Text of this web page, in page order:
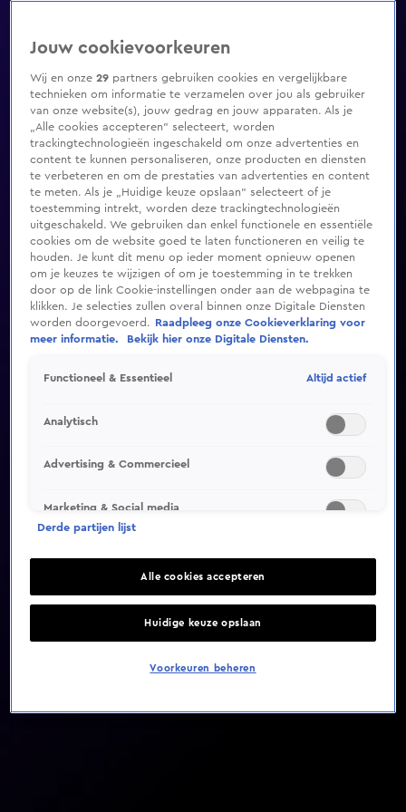
Video helaas niet gevonden
Jouw cookievoorkeuren
Wij en onze29 partners gebruiken cookies en vergelijkbare
technieken om informatie te verzamelen over jou als gebruiker
van onze website(s), jouw gedrag en jouw apparaten. Als je
„Alle cookies accepteren” selecteert, worden
trackingtechnologieën ingeschakeld om onze advertenties en
content te kunnen personaliseren, onze producten en diensten
te verbeteren en om de prestaties van advertenties en content
te meten. Als je „Huidige keuze opslaan” selecteert of je
toestemming intrekt, worden deze trackingtechnologieën
uitgeschakeld. We gebruiken dan enkel functionele en essentiële
cookies om de website goed te laten functioneren en veilig te
houden. Je kunt dit menu op ieder moment opnieuw openen
om je keuzes te wijzigen of om je toestemming in te trekken
door op de link Cookie-instellingen onder aan de webpagina te
klikken. Je selecties zullen overal binnen onze Digitale Diensten
worden doorgevoerd.
Raadpleeg onze Cookieverklaring voor
meer informatie.
Bekijk hier onze Digitale Diensten.
Functioneel & Essentieel Altijd actief
Analytisch
Advertising & Commercieel
Marketing & Social media
Derde partijen lijst
Alle cookies accepteren
Huidige keuze opslaan
Voorkeuren beheren